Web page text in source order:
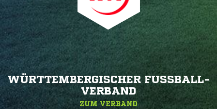
WÜRTTEMBERGISCHER FUSSBALL-V
ERBAND
ZUM VERBAND